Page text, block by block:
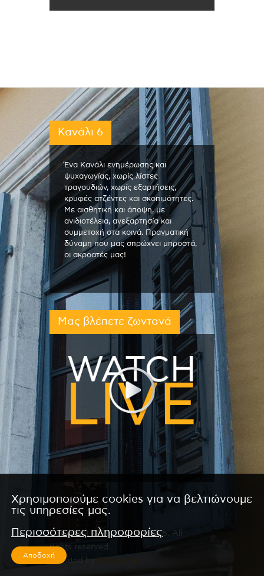
Κανάλι 6
Ένα Κανάλι ενημέρωσης και
ψυχαγωγίας, χωρίς λίστες
τραγουδιών, χωρίς εξαρτήσεις,
κρυφές ατζέντες και σκοπιμότητες.
Με αισθητική και άποψη, με
ανιδιοτέλεια, ανεξαρτησία και
συμμετοχή στα κοινά. Πραγματική
δύναμη που μας σπρώχνει μπροστά,
οι ακροατές μας!
Μας βλέπετε ζωντανά
Copyright © 2026 by Kanali 6. All
rights reserved.
CReated by CReatures.
Χρησιμοποιούμε cookies για να βελτιώνουμε
τις υπηρεσίες μας.
Περισσότερες πληροφορίες
Αποδοχή